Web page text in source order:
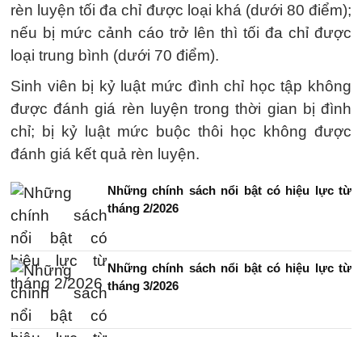
rèn luyện tối đa chỉ được loại khá (dưới 80 điểm);
nếu bị mức cảnh cáo trở lên thì tối đa chỉ được
loại trung bình (dưới 70 điểm).
Sinh viên bị kỷ luật mức đình chỉ học tập không
được đánh giá rèn luyện trong thời gian bị đình
chỉ; bị kỷ luật mức buộc thôi học không được
đánh giá kết quả rèn luyện.
Những chính sách nổi bật có hiệu lực từ
tháng 2/2026
Những chính sách nổi bật có hiệu lực từ
tháng 3/2026